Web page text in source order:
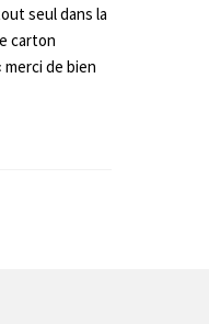
seul dans la
carton
de bien